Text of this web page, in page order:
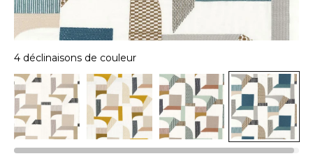
4 déclinaisons de couleur